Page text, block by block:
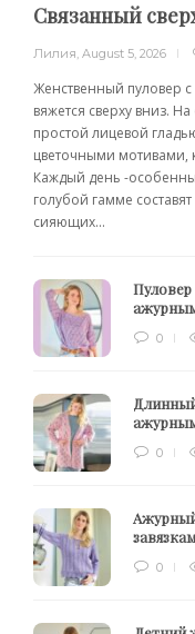
Связанный
Лилия, August 5, 2026
Женственный пуловер
вяжется сверху вниз.
простой лицевой
цветочными мотивами,
Каждый день -
голубой гамме
сияющих...
0
0
0